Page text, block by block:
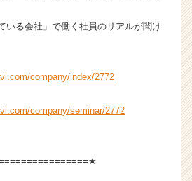
いる会社」で働く社員のリアルが聞け
company/index/2772
company/seminar/2772